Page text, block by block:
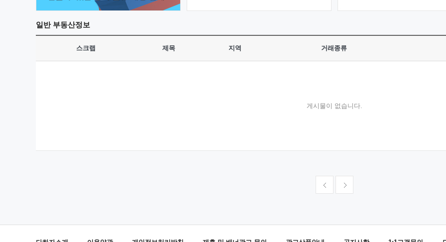
일반부동산정보
스크랩 제목 지역 거래종류
게시물이 없습니다.